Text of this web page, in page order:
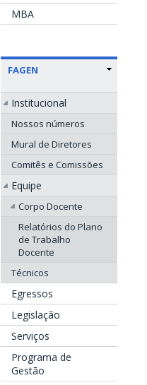
MBA
FAGEN
Institucional
Nossos números
Mural de Diretores
Comitês e Comissões
Equipe
Corpo Docente
Relatórios do Plano
de Trabalho
Docente
Técnicos
Egressos
Legislação
Serviços
Programa de
Gestão